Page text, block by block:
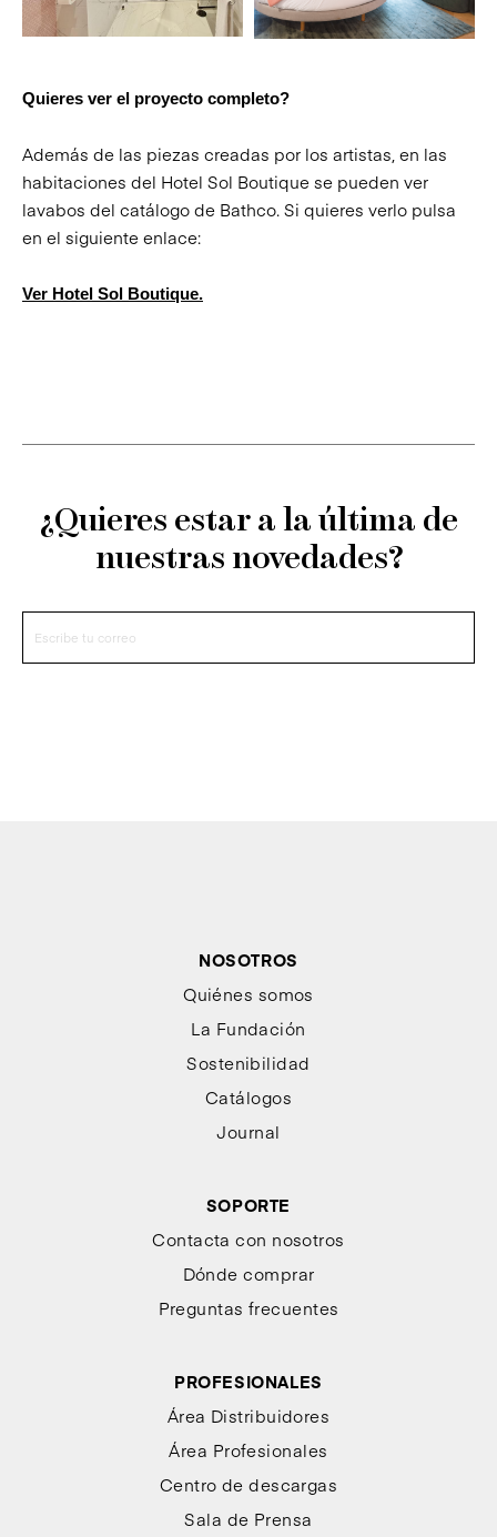
Quieres ver el proyecto completo?
Además de las piezas creadas por los artistas, en las
habitaciones del Hotel Sol Boutique se pueden ver
lavabos del catálogo de Bathco. Si quieres verlo pulsa
en el siguiente enlace:
Ver Hotel Sol Boutique.
¿Quieres estar a la última de
nuestras novedades?
NOSOTROS
Quiénes somos
La Fundación
Sostenibilidad
Catálogos
Journal
SOPORTE
Contacta con nosotros
Dónde comprar
Preguntas frecuentes
PROFESIONALES
Área Distribuidores
Área Profesionales
Centro de descargas
Sala de Prensa